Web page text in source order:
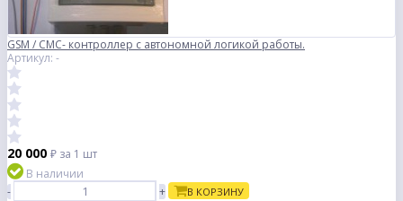
GSM / СМС- контроллер с автономной логикой работы.
Артикул: -
20 000 ₽ за 1 шт
В наличии
-
+ В КОРЗИНУ